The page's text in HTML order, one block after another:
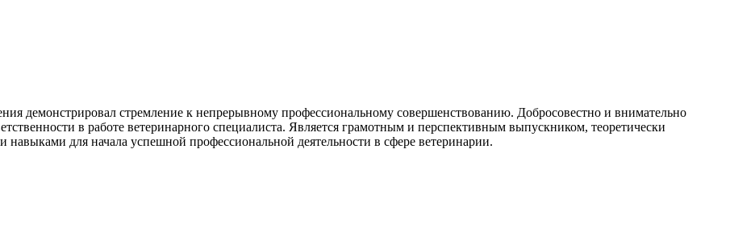
демонстрировал стремление к непрерывному профессиональному совершенствованию. Добросовестно и внимательно
в работе ветеринарного специалиста. Является грамотным и перспективным выпускником, теоретически
для начала успешной профессиональной деятельности в сфере ветеринарии.